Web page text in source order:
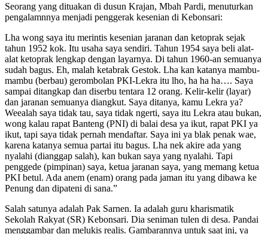
Seorang yang dituakan di dusun Krajan, Mbah Pardi, menuturkan
pengalamnnya menjadi penggerak kesenian di Kebonsari:
Lha wong saya itu merintis kesenian jaranan dan ketoprak sejak
tahun 1952 kok. Itu usaha saya sendiri. Tahun 1954 saya beli alat-
alat ketoprak lengkap dengan layarnya. Di tahun 1960-an semuanya
sudah bagus. Eh, malah ketabrak Gestok. Lha kan katanya mambu-
mambu (berbau) gerombolan PKI-Lekra itu lho, ha ha ha…. Saya
sampai ditangkap dan diserbu tentara 12 orang. Kelir-kelir (layar)
dan jaranan semuanya diangkut. Saya ditanya, kamu Lekra ya?
Weealah saya tidak tau, saya tidak ngerti, saya itu Lekra atau bukan,
wong kalau rapat Banteng (PNI) di balai desa ya ikut, rapat PKI ya
ikut, tapi saya tidak pernah mendaftar. Saya ini ya blak penak wae,
karena katanya semua partai itu bagus. Lha nek akire ada yang
nyalahi (dianggap salah), kan bukan saya yang nyalahi. Tapi
penggede (pimpinan) saya, ketua jaranan saya, yang memang ketua
PKI betul. Ada anem (enam) orang pada jaman itu yang dibawa ke
Penung dan dipateni di sana.”
Salah satunya adalah Pak Sarnen. Ia adalah guru kharismatik
Sekolah Rakyat (SR) Kebonsari. Dia seniman tulen di desa. Pandai
menggambar dan melukis realis. Gambarannya untuk saat ini, ya